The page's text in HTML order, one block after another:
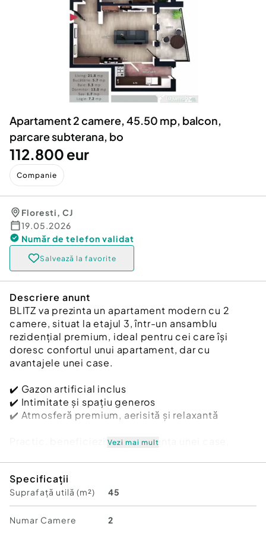
Animale de companie
Afaceri și echipamente profesionale
Inchiriere Bunuri si Vehicule
Utilaje agricole si industriale
Piese auto si accesorii
Apartament 2 camere, 45.50 mp, balcon,
parcare subterana, bo
112.800 eur
Companie
Floresti, CJ
19.05.2026
Număr de telefon validat
Salvează la favorite
Descriere anunt
BLITZ va prezinta un apartament modern cu 2
camere, situat la etajul 3, într-un ansamblu
rezidențial premium, ideal pentru cei care își
doresc confortul unui apartament, dar cu
avantajele unei case.
✔️ Gazon artificial inclus
✔️ Intimitate și spațiu generos
✔️ Atmosferă premium, aerisită și relaxantă
Practic, beneficiezi de experiența unei case,
Detalii proprietate:
Apartament cu 2 camere
Situat la etajul 3
Suprafață utilă apartament: 45,50mp
Vezi mai mult
Specificații
Suprafață utilă (m²) 45
Numar Camere 2